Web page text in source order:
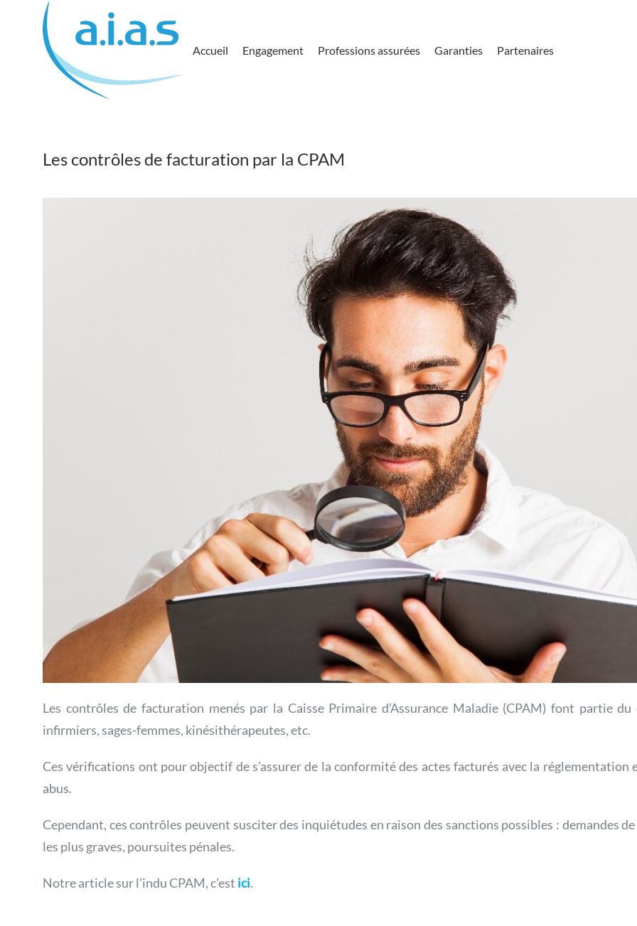
Passer au contenu principal
Accueil Engagement Professions assurées Garanties Partenaires
Les contrôles de facturation par la CPAM
Les contrôles de facturation menés par la Caisse Primaire d’Assurance Maladie (CPAM) font partie
infirmiers, sages-femmes, kinésithérapeutes, etc.
Ces vérifications ont pour objectif de s’assurer de la conformité des actes facturés avec la
abus.
Cependant, ces contrôles peuvent susciter des inquiétudes en raison des sanctions possibles : demandes
les plus graves, poursuites pénales.
Notre article sur l’indu CPAM, c’est ici.